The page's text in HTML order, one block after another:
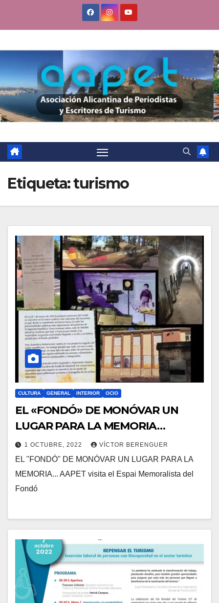
Etiqueta:turismo
CULTURA GENERAL INTERIOR OCIO
EL «FONDÓ» DE MONÓVAR UN
LUGAR PARA LA MEMORIA…
1 OCTUBRE, 2022 VÍCTOR BERENGUER
EL "FONDÓ" DE MONÓVAR UN LUGAR PARA LA
MEMORIA... AAPET visita el Espai Memoralista del
Fondó